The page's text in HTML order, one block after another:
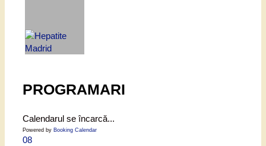
PROGRAMARI
Calendarul se încarcă...
Powered by Booking Calendar
08